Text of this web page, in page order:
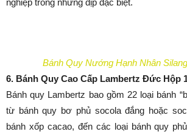
nghiệp trong những dịp đặc biệt.
Bánh Quy Nướng Hạnh Nhân
6. Bánh Quy Cao Cấp Lambertz Đức Hộp
Bánh quy Lambertz bao gồm 22 loại bánh
từ bánh quy bơ phủ socola đắng hoặc
bánh xốp cacao, đến các loại bánh quy